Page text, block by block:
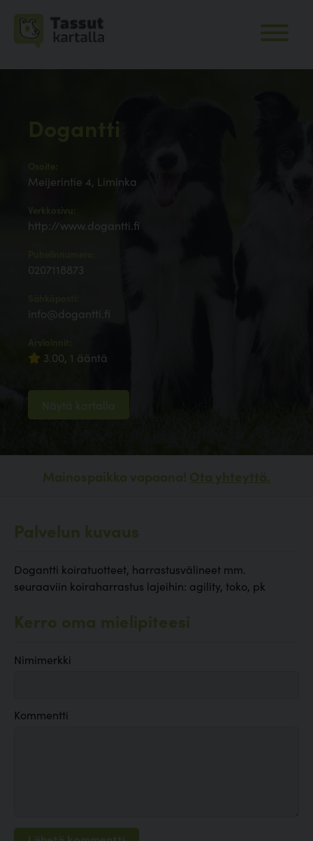
Dogantti
Meijerintie 4, Liminka
Verkkosivu:
http://www.dogantti.fi
0207118873
info@dogantti.fi
3.00, 1 ääntä
Näytä kartalla
Mainospaikka vapaana! Ota yhteyttä.
Palvelun kuvaus
Dogantti koiratuotteet, harrastusvälineet mm.
seuraaviin koiraharrastus lajeihin: agility, toko, pk
Kerro oma mielipiteesi
Nimimerkki
Kommentti